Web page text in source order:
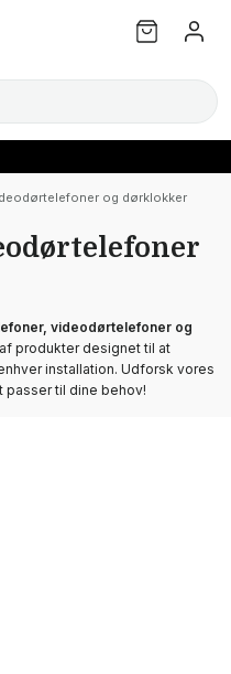
og dørklokker
videodørtelefoner og
produkter designet til at
installation. Udforsk vores
til dine behov!